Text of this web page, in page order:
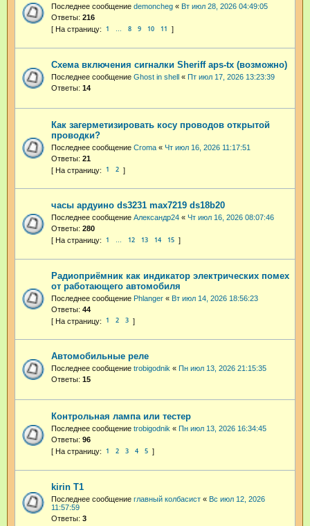
Последнее сообщение demoncheg « Вт июл 28, 2026 04:49:05
Ответы: 216
1 … 8 9 10 11
Схема включения сигналки Sheriff aps-tx (возможно)
Последнее сообщение Ghost in shell « Пт июл 17, 2026 13:23:39
Ответы: 14
Как загерметизировать косу проводов открытой
проводки?
Последнее сообщение Croma « Чт июл 16, 2026 11:17:51
Ответы: 21
1 2
часы ардуино ds3231 max7219 ds18b20
Последнее сообщение Александр24 « Чт июл 16, 2026 08:07:46
Ответы: 280
1 … 12 13 14 15
Радиоприёмник как индикатор электрических помех
от работающего автомобиля
Последнее сообщение Phlanger « Вт июл 14, 2026 18:56:23
Ответы: 44
1 2 3
Автомобильные реле
Последнее сообщение trobigodnik « Пн июл 13, 2026 21:15:35
Ответы: 15
Контрольная лампа или тестер
Последнее сообщение trobigodnik « Пн июл 13, 2026 16:34:45
Ответы: 96
1 2 3 4 5
kirin T1
Последнее сообщение главный колбасист « Вс июл 12, 2026
11:57:59
Ответы: 3